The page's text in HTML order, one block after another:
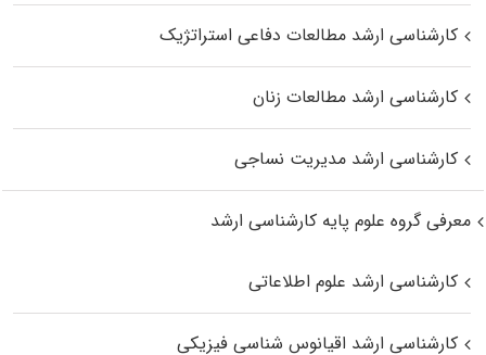
کارشناسی ارشد مطالعات دفاعی استراتژیک
کارشناسی ارشد مطالعات زنان
کارشناسی ارشد مدیریت نساجی
معرفی گروه علوم پایه کارشناسی ارشد
کارشناسی ارشد علوم اطلاعاتی
کارشناسی ارشد اقیانوس‌ شناسی فیزیکی